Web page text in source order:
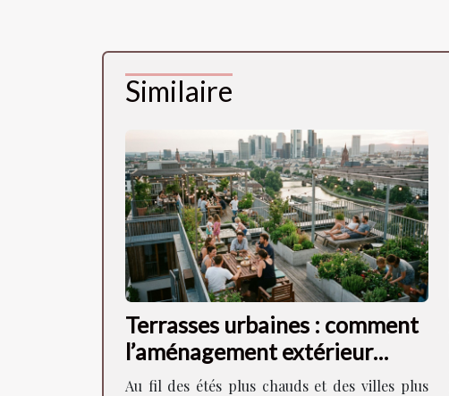
Similaire
Terrasses urbaines : comment
l’aménagement extérieur
façonne la vie en ville
Au fil des étés plus chauds et des villes plus